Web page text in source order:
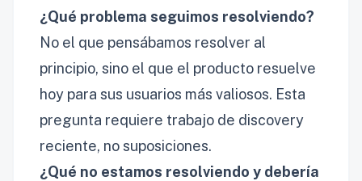
¿Qué problema seguimos resolviendo?
No el que pensábamos resolver al
principio, sino el que el producto resuelve
hoy para sus usuarios más valiosos. Esta
pregunta requiere trabajo de discovery
reciente, no suposiciones.
¿Qué no estamos resolviendo y debería